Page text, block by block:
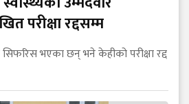
परीक्षा रद्दसम्म
भएका छन् भने केहीको परीक्षा रद्द